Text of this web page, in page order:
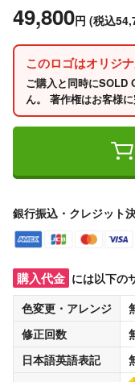
49,800円 (税込
このロゴはオリジ
ご購入と同時にSOLD
ん。 著作権はお客様に
銀行振込・クレジット
購入代金 には以下の
色変更・アレンジ
修正回数
日本語英語表記